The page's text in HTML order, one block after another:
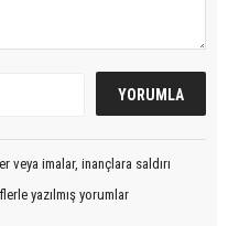
imalar, inançlara saldırı
yazılmış yorumlar